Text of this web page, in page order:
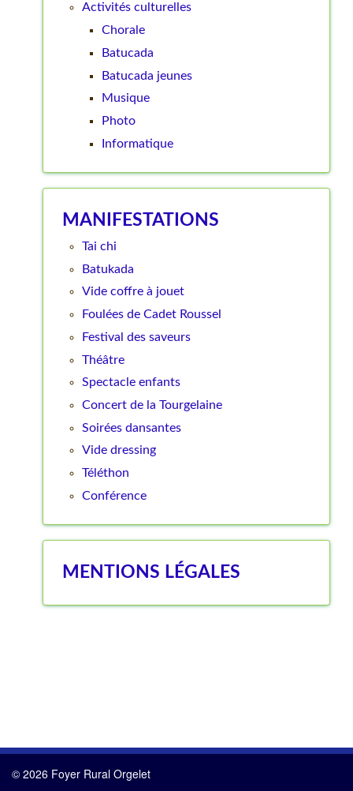
Activités culturelles
Chorale
Batucada
Batucada jeunes
Musique
Photo
Informatique
MANIFESTATIONS
Tai chi
Batukada
Vide coffre à jouet
Foulées de Cadet Roussel
Festival des saveurs
Théâtre
Spectacle enfants
Concert de la Tourgelaine
Soirées dansantes
Vide dressing
Téléthon
Conférence
MENTIONS LÉGALES
© 2026 Foyer Rural Orgelet